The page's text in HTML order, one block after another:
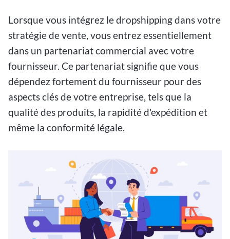
Lorsque vous intégrez le dropshipping dans votre
stratégie de vente, vous entrez essentiellement
dans un partenariat commercial avec votre
fournisseur. Ce partenariat signifie que vous
dépendez fortement du fournisseur pour des
aspects clés de votre entreprise, tels que la
qualité des produits, la rapidité d'expédition et
même la conformité légale.